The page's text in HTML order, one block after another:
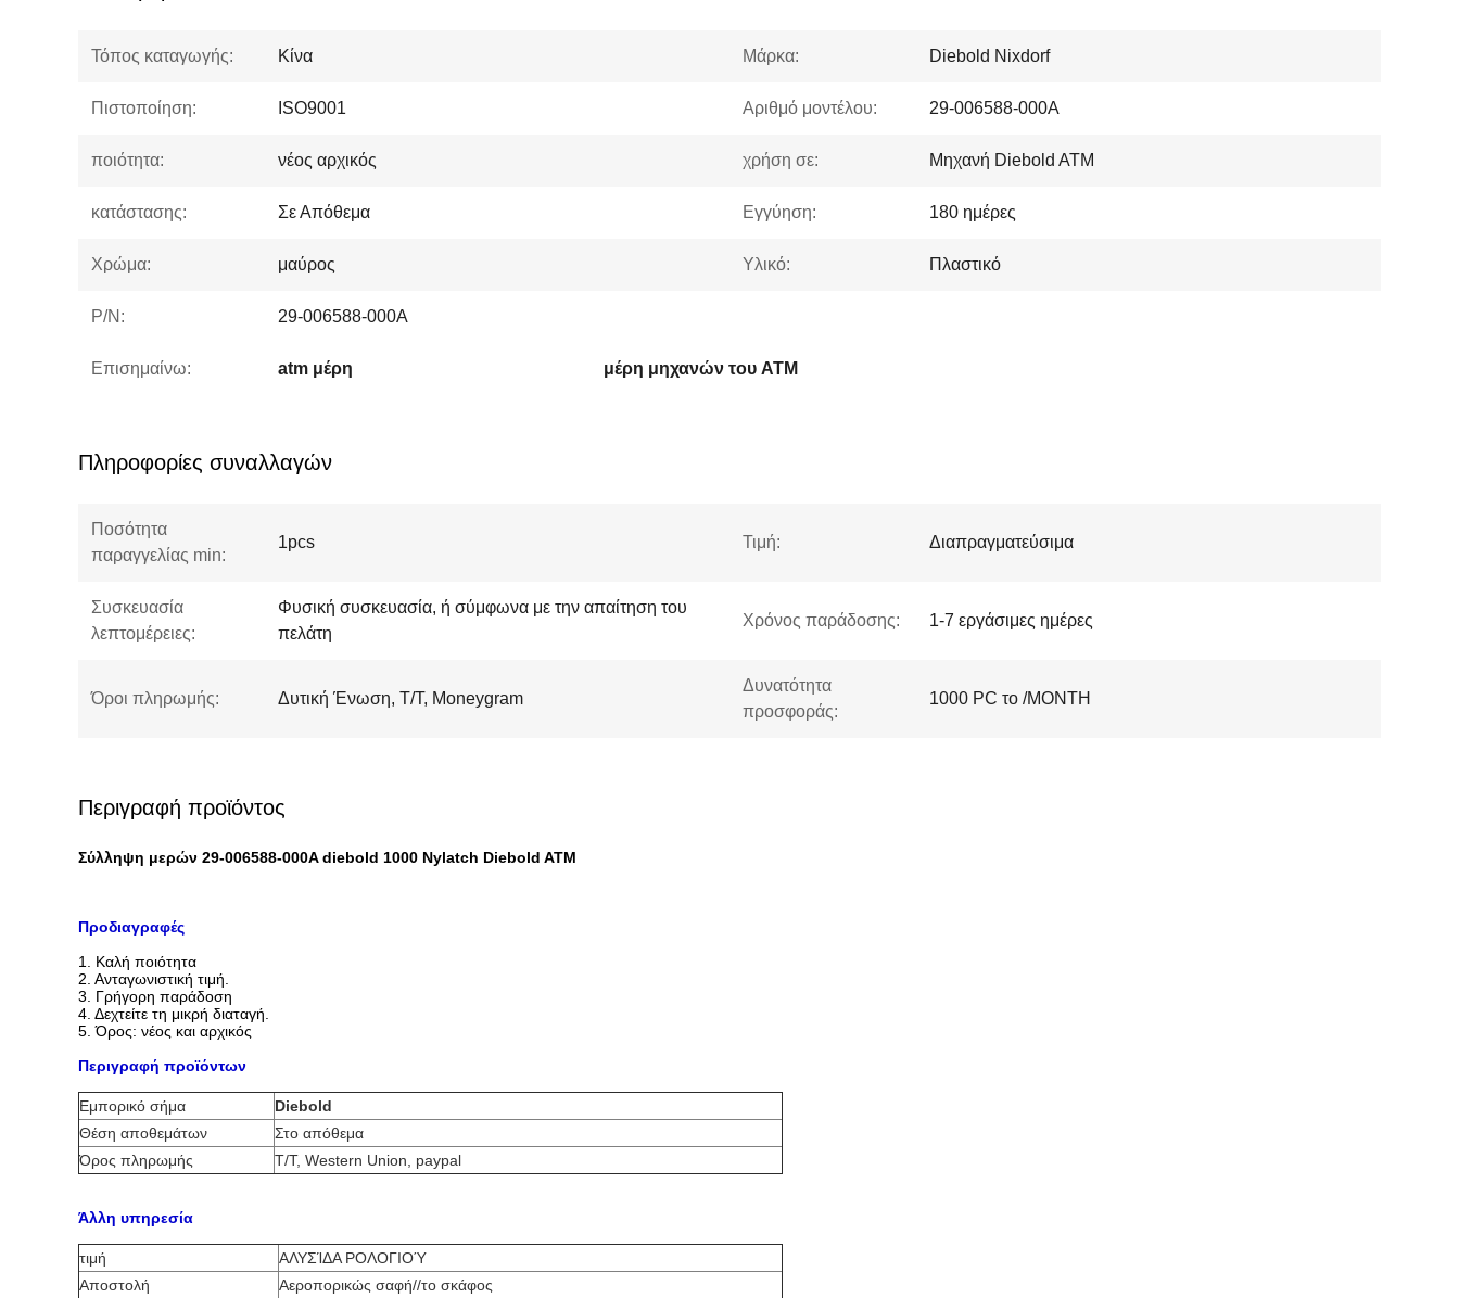
Τόπος καταγωγής: Κίνα Μάρκα: Diebold Nixdorf
Πιστοποίηση: ISO9001 Αριθμό μοντέλου: 29-006588-000A
ποιότητα: νέος αρχικός χρήση σε: Μηχανή Diebold ATM
κατάστασης: Σε Απόθεμα Εγγύηση: 180 ημέρες
Χρώμα: μαύρος Υλικό: Πλαστικό
P/N: 29-006588-000A
Επισημαίνω: atm μέρη μέρη μηχανών του ATM
Πληροφορίες συναλλαγών
Ποσότητα
παραγγελίας min:
1pcs Τιμή: Διαπραγματεύσιμα
Συσκευασία
λεπτομέρειες:
Φυσική συσκευασία, ή σύμφωνα με την απαίτηση του
πελάτη
Χρόνος παράδοσης: 1-7 εργάσιμες ημέρες
Όροι πληρωμής: Δυτική Ένωση, T/T, Moneygram
Δυνατότητα
προσφοράς:
1000 PC το /MONTH
Περιγραφή προϊόντος
Σύλληψη μερών 29-006588-000A diebold 1000 Nylatch Diebold ATM
Προδιαγραφές
1. Καλή ποιότητα
2. Ανταγωνιστική τιμή.
3. Γρήγορη παράδοση
4. Δεχτείτε τη μικρή διαταγή.
5. Όρος: νέος και αρχικός
Περιγραφή προϊόντων
Εμπορικό σήμα
Diebold
Θέση αποθεμάτων
Στο απόθεμα
Όρος πληρωμής
T/T, Western Union, paypal
Άλλη υπηρεσία
τιμή
ΑΛΥΣΊΔΑ ΡΟΛΟΓΙΟΎ
Αποστολή
Αεροπορικώς σαφή//το σκάφος